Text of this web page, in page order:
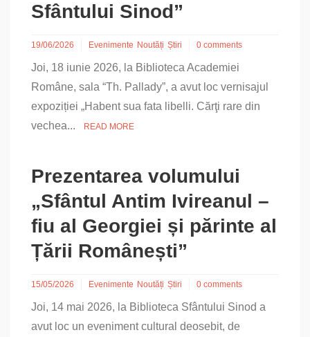
Sfântului Sinod”
19/06/2026 Evenimente Noutăți Știri 0 comments
Joi, 18 iunie 2026, la Biblioteca Academiei
Române, sala “Th. Pallady”, a avut loc vernisajul
expoziției „Habent sua fata libelli. Cărţi rare din
vechea...
READ MORE
Prezentarea volumului
„Sfântul Antim Ivireanul –
fiu al Georgiei și părinte al
Țării Românești”
15/05/2026 Evenimente Noutăți Știri 0 comments
Joi, 14 mai 2026, la Biblioteca Sfântului Sinod a
avut loc un eveniment cultural deosebit, de